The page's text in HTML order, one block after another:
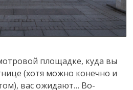
площадке, куда вы
(хотя можно конечно и
вас ожидают… Во-